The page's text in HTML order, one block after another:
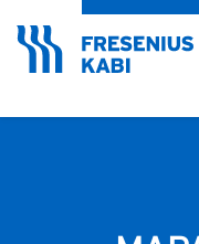
Email*